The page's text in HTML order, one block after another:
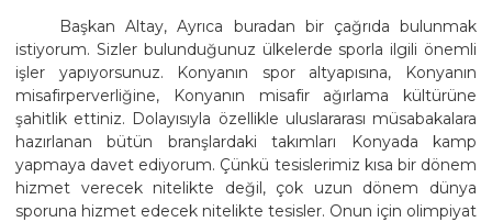
Başkan Altay, Ayrıca buradan bir çağrıda bulunmak
istiyorum. Sizler bulunduğunuz ülkelerde sporla ilgili önemli
işler yapıyorsunuz. Konyanın spor altyapısına, Konyanın
misafirperverliğine, Konyanın misafir ağırlama kültürüne
şahitlik ettiniz. Dolayısıyla özellikle uluslararası müsabakalara
hazırlanan bütün branşlardaki takımları Konyada kamp
yapmaya davet ediyorum. Çünkü tesislerimiz kısa bir dönem
hizmet verecek nitelikte değil, çok uzun dönem dünya
sporuna hizmet edecek nitelikte tesisler. Onun için olimpiyat